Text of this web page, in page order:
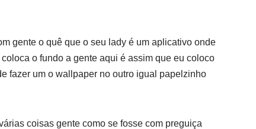
gente o quê que o seu lady é um aplicativo onde
o fundo a gente aqui é assim que eu coloco
fazer um o wallpaper no outro igual papelzinho
coisas gente como se fosse com preguiça